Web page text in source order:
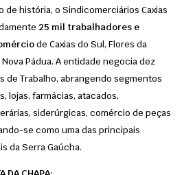
de história, o Sindicomerciários Caxias
25 mil trabalhadores e
de Caxias do Sul, Flores da
Pádua. A entidade negocia dez
de Trabalho, abrangendo segmentos
lojas, farmácias, atacados,
siderúrgicas, comércio de peças
se como uma das principais
da Serra Gaúcha.